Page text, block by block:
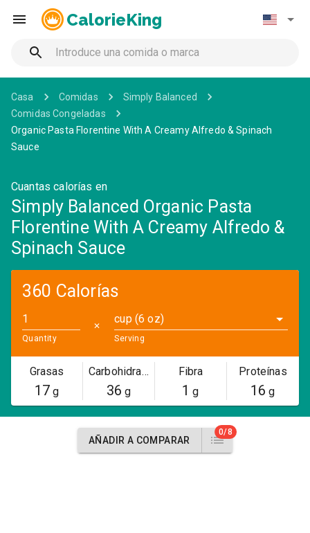
CalorieKing
Casa Comidas
Simply Balanced
Comidas Congeladas
Organic Pasta Florentine With A Creamy Alfredo & Spinach
Sauce
Cuantas calorías en
Simply Balanced Organic Pasta
Florentine With A Creamy Alfredo &
Spinach Sauce
360 Calorías
Quantity
✕
cup (6 oz)
Serving
Grasas
17g
Carbohidratos
36 g
Fibra
1 g
Proteínas
16 g
AÑADIR A COMPARAR
0/8